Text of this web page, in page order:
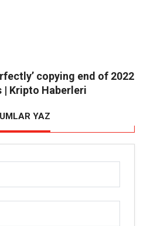
copying end of 2022
| Kripto Haberleri
YAZ